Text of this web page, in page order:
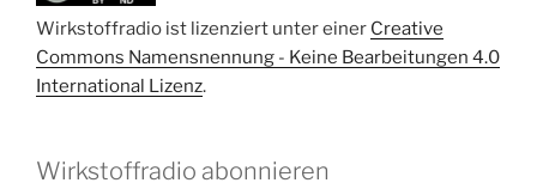
Wirkstoffradio ist lizenziert unter einer Creative
Commons Namensnennung - Keine Bearbeitungen 4.0
International Lizenz.
Wirkstoffradio abonnieren